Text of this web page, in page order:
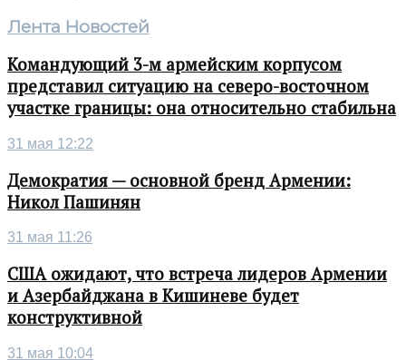
Лента Новостей
Командующий 3-м армейским корпусом
представил ситуацию на северо-восточном
участке границы: она относительно стабильна
31 мая 12:22
Демократия — основной бренд Армении:
Никол Пашинян
31 мая 11:26
США ожидают, что встреча лидеров Армении
и Азербайджана в Кишиневе будет
конструктивной
31 мая 10:04